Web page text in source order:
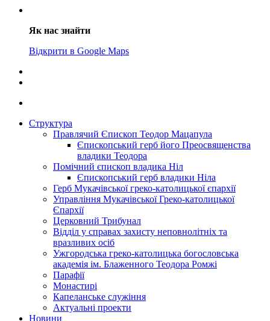
Як нас знайти
Відкрити в Google Maps
Структура
Правлячий Єпископ Теодор Мацапула
Єпископський герб його Преосвященства
владики Теодора
Помічний єпископ владика Ніл
Єпископський герб владики Ніла
Герб Мукачівської греко-католицької єпархії
Управління Мукачівської Греко-католицької
Єпархії
Церковний Трибунал
Відділ у справах захисту неповнолітніх та
вразливих осіб
Ужгородська греко-католицька богословська
академія ім. Блаженного Теодора Ромжі
Парафії
Монастирі
Капеланське служіння
Актуальні проекти
Новини